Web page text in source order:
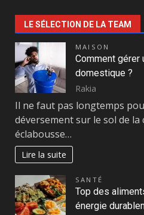
LE SÉLECTION DE LA TEAM
MAISON
Comment gérer
domestique ?
Rakia
Il ne faut pas longtemps
déversement sur le sol de la
éclabousse…
Lire la suite
SANTÉ
Top des
énergie